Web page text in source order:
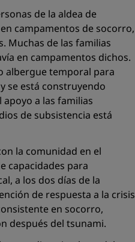
de la aldea de
campamentos de socorro,
Muchas de las familias
en campamentos dichos.
albergue temporal para
se está construyendo
apoyo a las familias
de subsistencia está
la comunidad en el
capacidades para
a los dos días de la
de respuesta a la crisis
en socorro,
después del tsunami.